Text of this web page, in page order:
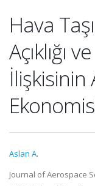
Hava
Açıklığı
İlişkisinin
Aslan A.
Journal of Aerospace